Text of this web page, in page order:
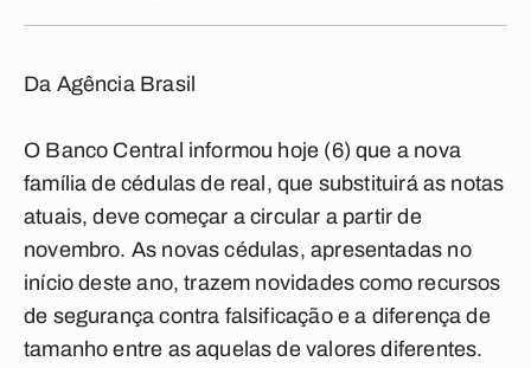
Da Agência Brasil
O Banco Central informou hoje (6) que a nova
família de cédulas de real, que substituirá as notas
atuais, deve começar a circular a partir de
novembro. As novas cédulas, apresentadas no
início deste ano, trazem novidades como recursos
de segurança contra falsificação e a diferença de
tamanho entre as aquelas de valores diferentes.